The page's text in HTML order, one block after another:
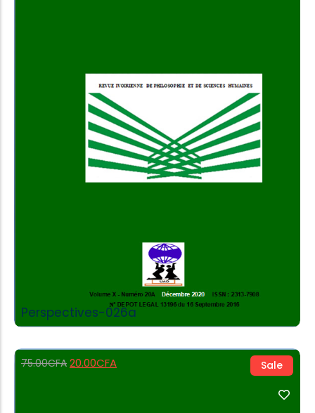
Perspectives-026a
Add to Cart
Sale
75.00CFA 20.00CFA